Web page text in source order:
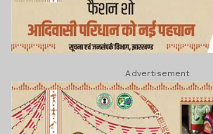
Advertisement